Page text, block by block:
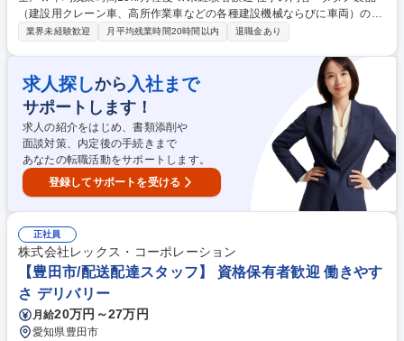
（建設用クレーン車、高所作業車などの各種建設機械ならびに車両）の修
理・調整対応などメンテナンス業務全般。自社工場における定期点検や保
を事前に予防する方法の確立や、納車時の顧客への使用方法説明などビフ
ォアーサービス、ユーザー支援にも携わります。 ◎加えて、お客様からの
要望や使い勝手、自身で感じた改善点などをメーカー側に伝え、次の製品
開発に活かす情報を届ける役割もあります。 ◎メーカー主催の技術講習や
公的資格取得に向けた外部セミナーへの参加など、社員のスキルアップを
積極的に応援しています。 募集職種 《新木場勤務/建設機械の整備士》★
平均残業時間10h/月程度 ★未経験者歓迎
業界未経験歓迎 月平均残業時間20時間以内 退職金あり
求人探しから 入社まで
サポートします！
求人の紹介をはじめ、書類添削や
面談対策、内定後の手続きまで
あなたの転職活動をサポートします。
登録してサポートを受ける
正社員
株式会社レックス・コーポレーション
【豊田市/配送配達スタッフ】 資格保有者歓迎 働きやす
さ デリバリー
月給20万円～27万円
愛知県豊田市